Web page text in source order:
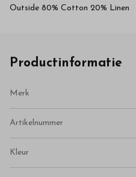
Outside 80% Cotton 20% Linen
Productinformatie
Merk
Artikelnummer
Kleur